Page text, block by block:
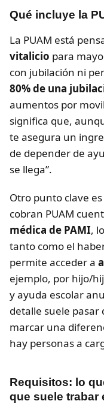
Qué incluye la
La PUAM está
vitalicio para
con jubilación ni
80% de una
aumentos por
significa que,
te asegura un
de depender de
se llega”.
Otro punto clave
cobran PUAM
médica de PAMI,
tanto como el
permite acceder a
ejemplo, por hijo/
y ayuda escolar
detalle suele pasar
marcar una
hay personas a
Requisitos: lo
que suele trabar